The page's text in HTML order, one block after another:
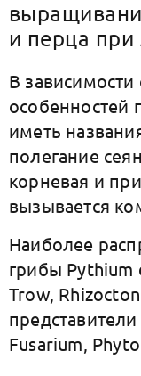
и перца
В
особенностей
иметь
полегание
корневая и
вызывается
Наиболее
грибы Pythium
Trow,
Fusarium,